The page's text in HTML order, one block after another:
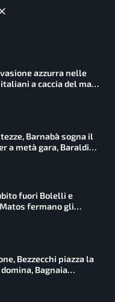
azzurra nelle
a caccia del main
Barnabà sogna il
a metà gara, Baraldi
fuori Bolelli e
fermano gli
Bezzecchi piazza la
Bagnaia